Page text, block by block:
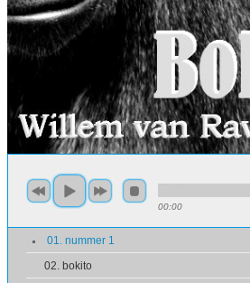
00:00
01. nummer 1
02. bokito